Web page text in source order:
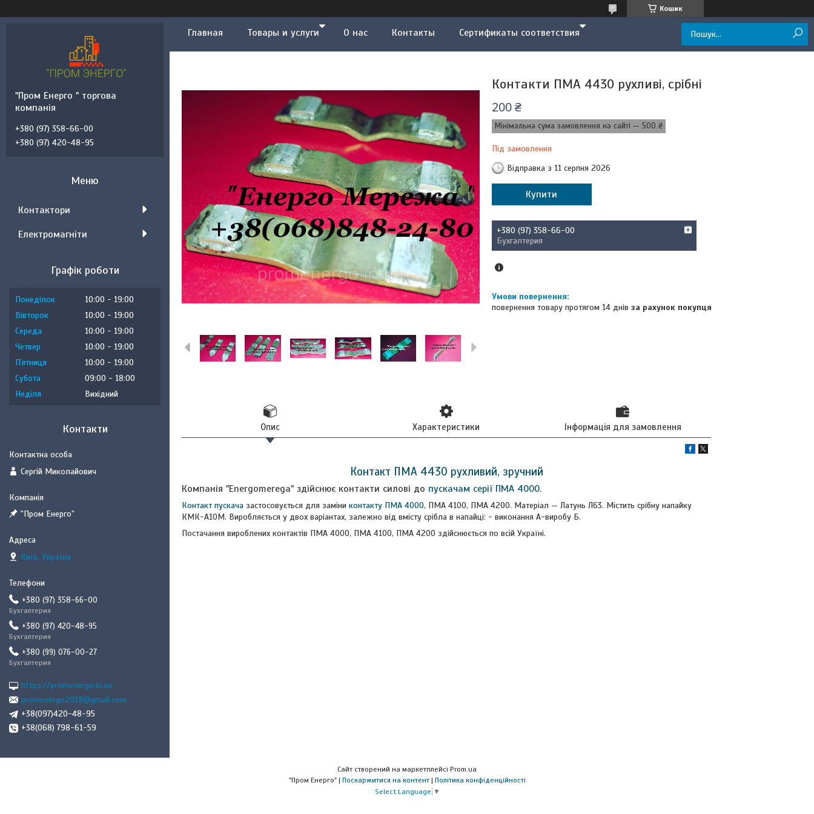
Кошик
Главная Товары и услуги О нас Контакты Сертификаты соответствия
Контакти ПМА 4430 рухливі, срібні
200 ₴
Мінімальна сума замовлення на сайті — 500 ₴
Під замовлення
Відправка з 11 серпня 2026
Купити
+380 (97) 358-66-00
Бухгалтерия
повернення товару протягом 14 днів за рахунок покупця
Опис Характеристики Інформація для замовлення
Контакт ПМА 4430 рухливий, зручний
Компанія "Energomerega" здійснює контакти силові до пускачам серії ПМА 4000.
Контакт пускача застосовується для заміни контакту ПМА 4000, ПМА 4100, ПМА 4200. Матеріал — Латунь Л63. Містить срібну напайку
КМК-А10М. Виробляється у двох варіантах, залежно від вмісту срібла в напайці: - виконання А-виробу Б.
Постачання вироблених контактів ПМА 4000, ПМА 4100, ПМА 4200 здійснюється по всій Україні.
"Пром Енерго " торгова
компанія
+380 (97) 358-66-00
+380 (97) 420-48-95
Контактори
Електромагніти
Графік роботи
Понеділок 10:00
19:00
Вівторок
10:00
19:00
Середа
10:00
19:00
Четвер
10:00
19:00
Пʼятниця
10:00
19:00
Субота
09:00
18:00
Неділя
Вихідний
Контакти
Сергій Миколайович
"Пром Енерго"
Київ, Україна
+380 (97) 358-66-00
Бухгалтерия
+380 (97) 420-48-95
Бухгалтерия
+380 (99) 076-00-27
Бухгалтерия
https://promenergo.in.ua
promenergo2018@gmail.com
+38(097)420-48-95
+38(068) 798-61-59
Сайт створений на маркетплейсі Prom.ua
"Пром Енерго" | Поскаржитися на контент | Політика конфіденційності
Select Language ▼